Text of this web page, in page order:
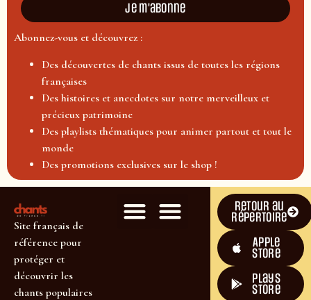
Je m'abonne
Abonnez-vous et découvrez :
Des découvertes de chants issus de toutes les régions
françaises
Des histoires et anecdotes sur notre merveilleux et
précieux patrimoine
Des playlists thématiques pour animer partout et tout le
monde
Des promotions exclusives sur le shop !
Site français de
référence pour
protéger et
découvrir les
chants populaires
Retour au
répertoire
Apple
Store
plays
store